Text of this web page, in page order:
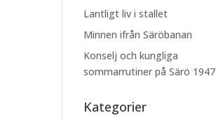
Lantligt liv i stallet
Minnen ifrån Säröbanan
Konselj och kungliga
sommarrutiner på Särö 1947
Kategorier